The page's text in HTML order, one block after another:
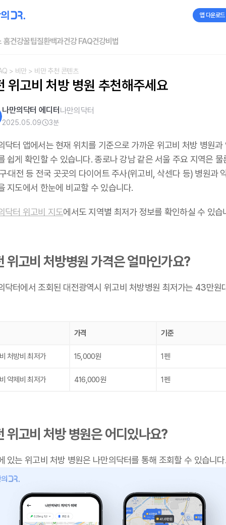
앱 다운로드
홈건강꿀팁질환백과건강 FAQ건강비법
> 비만> 비만 추천 콘텐츠
위고비 처방 병원 추천해주세요
나만의닥터 에디터 나만의닥터
2025.05.09 3분
닥터 앱에서는 현재 위치를 기준으로 가까운 위고비 처방 병원과
쉽게 확인할 수 있습니다. 종로나 강남 같은 서울 주요 지역은 물
·대전 등 전국 곳곳의 다이어트 주사(위고비, 삭센다 등) 병원과
지도에서 한눈에 비교할 수 있습니다.
닥터 위고비 지도에서도 지역별 최저가 정보를 확인하실 수 있습
위고비 처방병원 가격은 얼마인가요?
닥터에서 조회된 대전광역시 위고비 처방병원 최저가는 43만원
가격 기준
처방비 최저가 15,000원 1펜
약제비 최저가 416,000원 1펜
위고비 처방 병원은 어디있나요?
있는 위고비 처방 병원은 나만의닥터를 통해 조회할 수 있습니다.